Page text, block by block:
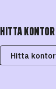
HITTA KONTOR
Hitta kontor